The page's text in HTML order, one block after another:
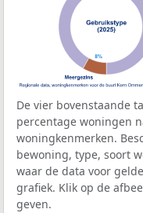
De vier bovenstaande
percentage woningen
woningkenmerken.
bewoning, type, soort
waar de data voor
grafiek. Klik op de
geven.